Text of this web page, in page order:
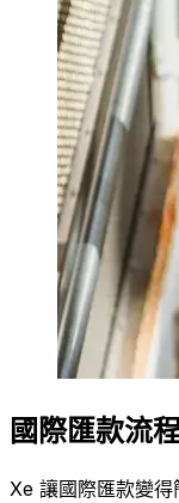
國際匯款流
Xe 讓國際匯款變